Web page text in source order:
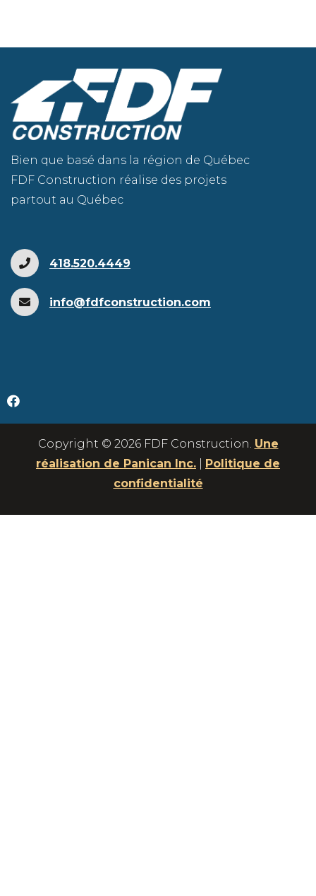
Bien que basé dans la région de Québec
FDF Construction réalise des projets
partout au Québec
418.520.4449
info@fdfconstruction.com
Copyright © 2026 FDF Construction. Une
réalisation de Panican Inc.
Politique de
confidentialité